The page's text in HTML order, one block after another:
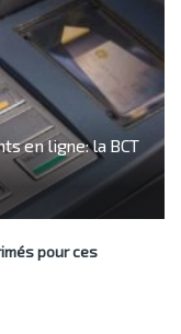
en ligne: la BCT
pour ces